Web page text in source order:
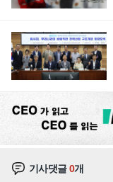
기사댓글0개